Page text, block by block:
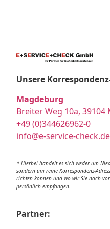
Unsere
Magdeburg
Breiter Weg 10a,
+49 (0)344626962-0
info@e-service-check.de
* Hierbei handelt es sich weder um
sondern um reine Korrespondenz-
richten können und wo wir Sie nach
persönlich empfangen.
Partner: